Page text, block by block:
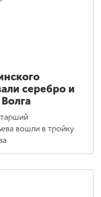
серебро и
вошли в тройку